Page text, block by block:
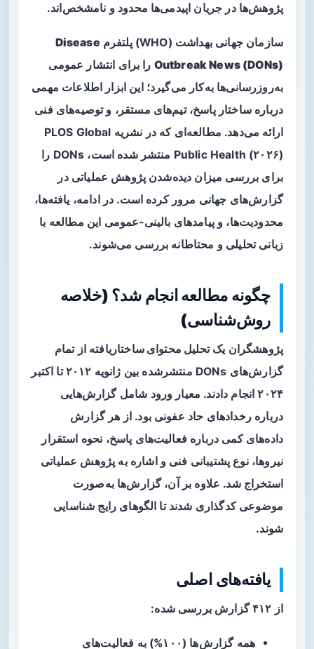
پژوهش‌ها در جریان اپیدمی‌ها محدود و نامشخص‌اند.
سازمان جهانی بهداشت (WHO) پلتفرم
Disease
Outbreak News (DONs) را برای انتشار عمومی
به‌روزرسانی‌ها به‌کار می‌گیرد؛ این ابزار اطلاعات مهمی
درباره ساختار پاسخ، تیم‌های مستقر، و توصیه‌های فنی
ارائه می‌دهد. مطالعه‌ای که در نشریه PLOS Global
Public Health (۲۰۲۶) منتشر شده است، DONs را
برای بررسی میزان دیده‌شدن پژوهش عملیاتی در
گزارش‌های جهانی مرور کرده است. در ادامه، یافته‌ها،
محدودیت‌ها، و پیامدهای بالینی-عمومی این مطالعه با
زبانی تحلیلی و محتاطانه بررسی می‌شوند.
چگونه مطالعه انجام شد؟ (خلاصه
روش‌شناسی)
پژوهشگران یکتحلیل محتوای ساختاریافته از تمام
گزارش‌های DONs منتشرشده بین ژانویه ۲۰۱۲ تا اکتبر
۲۰۲۴ انجام دادند. معیار ورود شامل گزارش‌هایی
درباره رخدادهای حاد عفونی بود. از هر گزارش
داده‌های کمی درباره فعالیت‌های پاسخ، نحوه استقرار
نیروها، نوع پشتیبانی فنی و اشاره به پژوهش عملیاتی
استخراج شد. علاوه بر آن، گزارش‌ها به‌صورت
موضوعی کدگذاری شدند تا الگوهای رایج شناسایی
شوند.
یافته‌های اصلی
از ۴۱۲ گزارش بررسی شده:
همه گزارش‌ها (۱۰۰%) به فعالیت‌های